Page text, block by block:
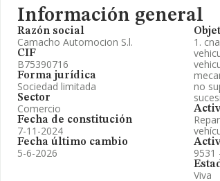
Información general
Razón social
Camacho Automocion S.l.
CIF
B75390716
Forma jurídica
Sociedad limitada
Sector
Comercio
Fecha de constitución
7-11-2024
Fecha último cambio
5-6-2026
1.
no
9531
Viva